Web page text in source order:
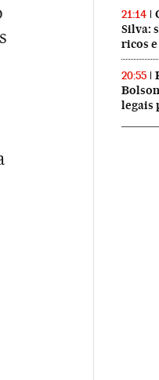
21:14
Silva:
ricos
20:55
legais